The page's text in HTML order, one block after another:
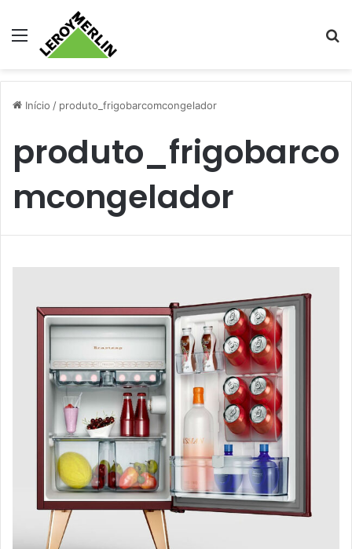
Menu
Início / produto_frigobarcomcongelador
produto_frigobarco
mcongelador